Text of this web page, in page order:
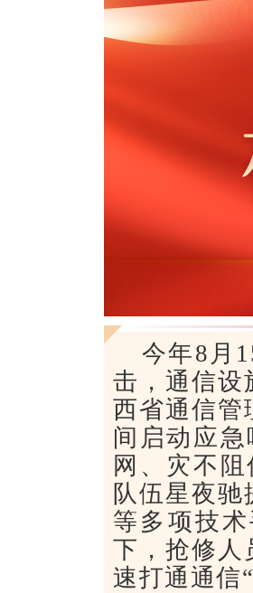
今年8月
击，通信设
西省通信管
间启动应
网、灾不
队伍星夜
等多项技
下，抢修人
速打通通信